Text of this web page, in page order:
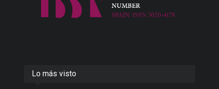
Lo más visto